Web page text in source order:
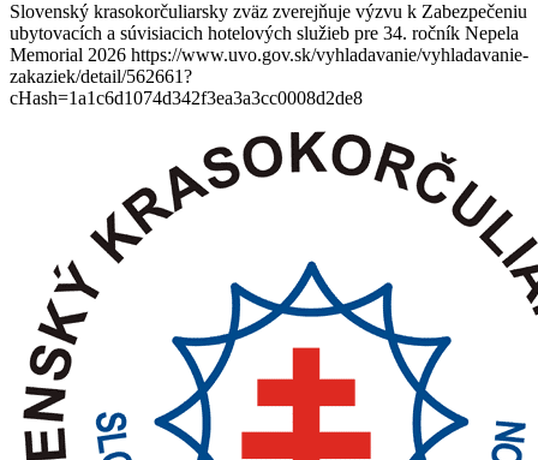
Slovenský krasokorčuliarsky zväz zverejňuje výzvu k Zabezpečeniu
ubytovacích a súvisiacich hotelových služieb pre 34. ročník Nepela
Memorial 2026 https://www.uvo.gov.sk/vyhladavanie/vyhladavanie-
zakaziek/detail/562661?
cHash=1a1c6d1074d342f3ea3a3cc0008d2de8